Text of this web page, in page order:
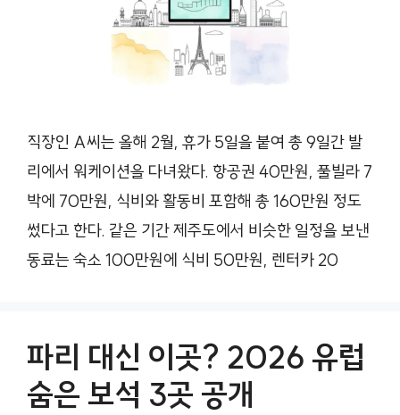
직장인 A씨는 올해 2월, 휴가 5일을 붙여 총 9일간 발
리에서 워케이션을 다녀왔다. 항공권 40만원, 풀빌라 7
박에 70만원, 식비와 활동비 포함해 총 160만원 정도
썼다고 한다. 같은 기간 제주도에서 비슷한 일정을 보낸
동료는 숙소 100만원에 식비 50만원, 렌터카 20
파리 대신 이곳? 2026 유럽
숨은 보석 3곳 공개